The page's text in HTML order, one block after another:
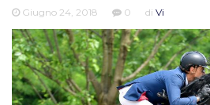
Giugno 24, 2018 0 di Vi